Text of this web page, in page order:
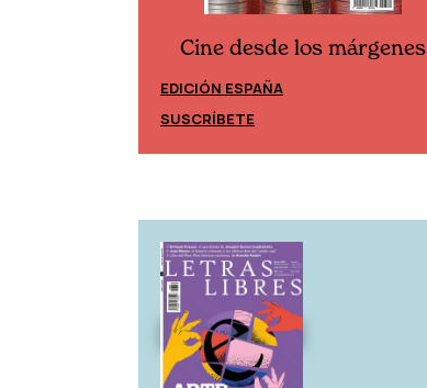
Cine desde los márgenes
EDICIÓN ESPAÑA
SUSCRÍBETE